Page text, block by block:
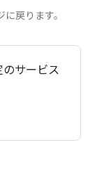
戻ります。
サービス